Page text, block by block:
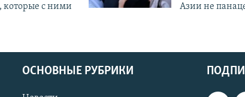
которые с ними
Азии не
ОСНОВНЫЕ РУБРИКИ